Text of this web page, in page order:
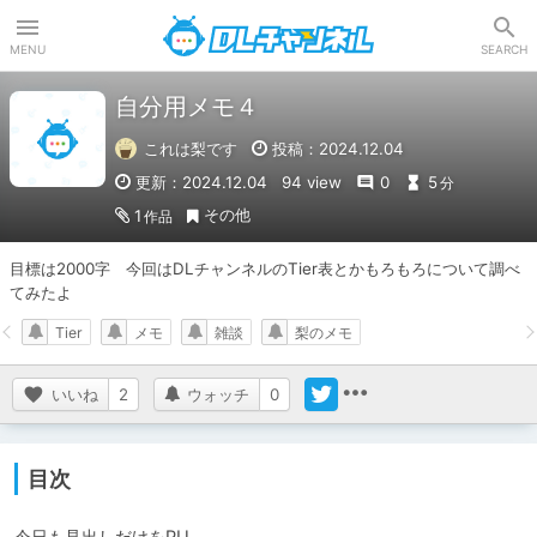
MENU SEARCH
自分用メモ４
これは梨です
投稿：2024.12.04
更新：2024.12.04
94 view 0 5分
1 作品 その他
目標は2000字　今回はDLチャンネルのTier表とかもろもろについて調べ
てみたよ
いいね 2 ウォッチ 0
Tier メモ 雑談 梨のメモ
目次